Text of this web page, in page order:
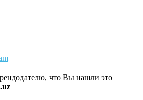
что Вы нашли это